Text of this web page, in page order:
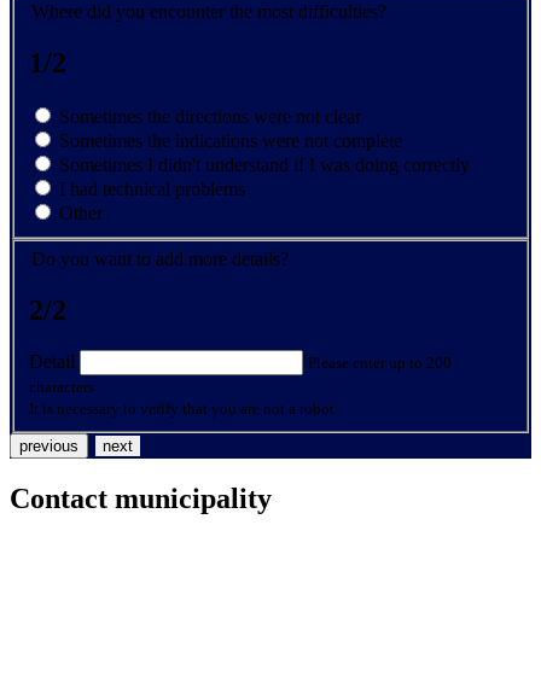
Where did you encounter the most difficulties?
1/2
Sometimes the directions were not clear
Sometimes the indications were not complete
Sometimes I didn't understand if I was doing correctly
I had technical problems
Other
Do you want to add more details?
2/2
Detail
Please enter up to 200
characters
It is necessary to verify that you are not a robot
previous next
Contact municipality